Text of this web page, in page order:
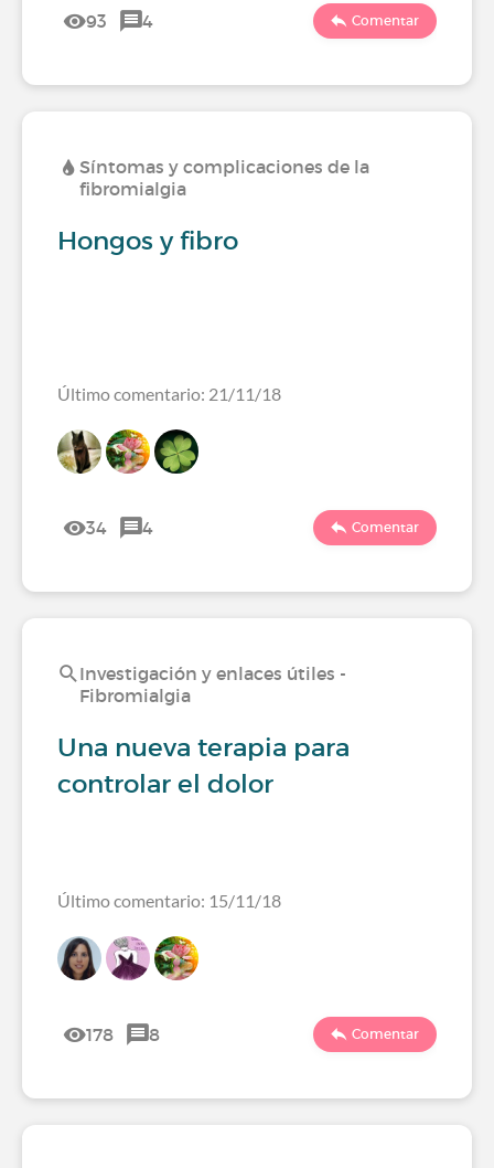
93 4 Comentar
Síntomas y complicaciones de la
fibromialgia
Hongos y fibro
Último comentario: 21/11/18
34 4 Comentar
Investigación y enlaces útiles -
Fibromialgia
Una nueva terapia para
controlar el dolor
Último comentario: 15/11/18
178 8 Comentar